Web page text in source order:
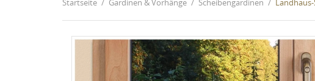
Startseite Gardinen & Vorhänge Scheibengardinen